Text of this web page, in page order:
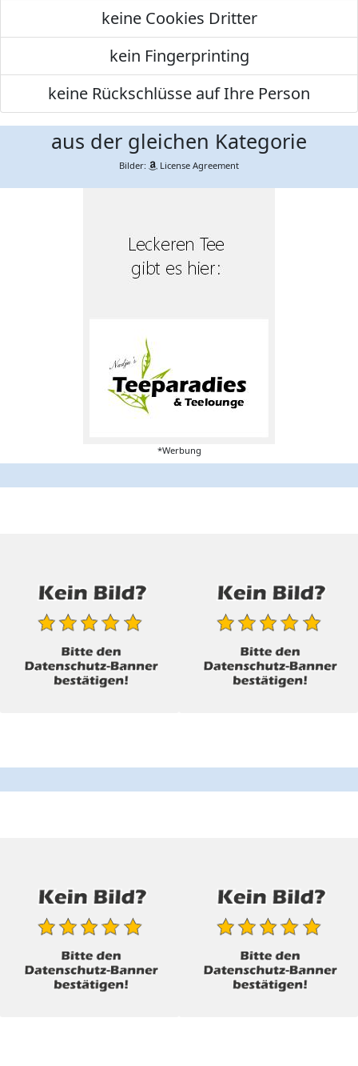
keine Cookies Dritter
kein Fingerprinting
keine Rückschlüsse auf Ihre Person
aus der gleichen Kategorie
Bilder: License Agreement
*Werbung